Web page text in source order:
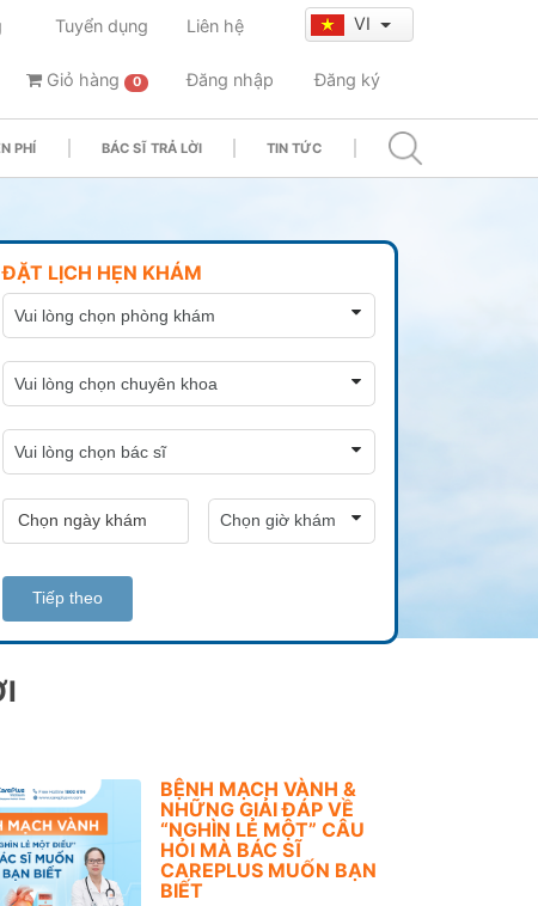
Tuyển dụng Liên hệ VI
Giỏ hàng 0 Đăng nhập Đăng ký
PHÍ BÁC SĨ TRẢ LỜI TIN TỨC
ĐẶT LỊCH HẸN KHÁM
Tiếp theo
BỆNH MẠCH VÀNH &
NHỮNG GIẢI ĐÁP VỀ
“NGHÌN LẺ MỘT” CÂU
HỎI MÀ BÁC SĨ
CAREPLUS MUỐN BẠN
BIẾT